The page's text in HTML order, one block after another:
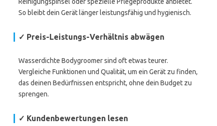
So bleibt dein Gerät länger leistungsfähig und hygienisch.
✓ Preis-Leistungs-Verhältnis abwägen
Wasserdichte Bodygroomer sind oft etwas teurer.
Vergleiche Funktionen und Qualität, um ein Gerät zu finden,
das deinen Bedürfnissen entspricht, ohne dein Budget zu
sprengen.
✓ Kundenbewertungen lesen